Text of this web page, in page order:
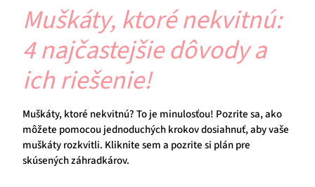
Muškáty, ktoré nekvitnú:
4 najčastejšie dôvody a
ich riešenie!
Muškáty, ktoré nekvitnú? To je minulosťou! Pozrite sa, ako
môžete pomocou jednoduchých krokov dosiahnuť, aby vaše
muškáty rozkvitli. Kliknite sem a pozrite si plán pre
skúsených záhradkárov.